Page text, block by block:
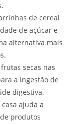
de cereal
de açúcar e
alternativa mais
secas nas
a ingestão de
digestiva.
ajuda a
produtos